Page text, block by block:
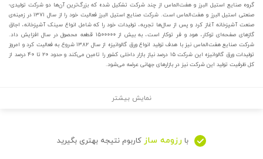
گروه صنایع استیل البرز و هفت‌الماس از چند شرکت تشکیل شده که بزرگ‌ترین آن‌ها دو شرکت تولیدی-
صنعتی استیل البرز و هفت‌الماس است. شرکت صنایع استیل البرز فعالیت خود را از سال ۱۳۷۱ در زمینه‌ی
صنعت آشپزخانه آغاز کرد و پس از سال‌ها تجربه، تولیدات خود را که شامل انواع سینک آشپزخانه، اجاق
گازهای صفحه‌ای توکار، هود و فر توکار است، به بیش از ۱۵۰۰۰۰۰ قطعه محصول در سال افزایش داد.
شرکت صنایع هفت‌الماس نیز با هدف تولید انواع ورق گالوانیزه از سال ۱۳۸۲ شروع به فعالیت کرد و امروز
تولیدات ورق گالوانیزه این شرکت ۱۵ درصد نیاز بازار داخلی کشور را تامین می‌کند و حدود ۲۰ تا ۴۰ درصد از
کل ظرفیت تولید این شرکت نیز در بازارهای جهانی عرضه می‌شود.
نمایش بیشتر
با رزومه ساز کاربوم نتیجه بهتری بگیرید